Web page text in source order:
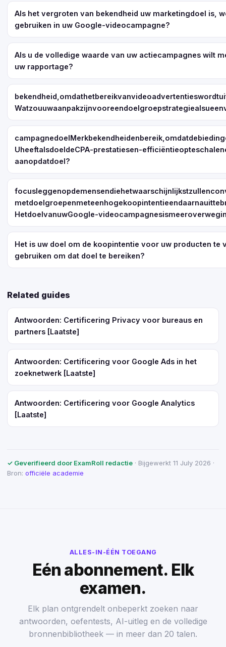
Als het vergroten van bekendheid uw marketingdoel is,
gebruiken in uw Google-videocampagne?
Als u de volledige waarde van uw actiecampagnes wilt
uw rapportage?
UheeftalsdoeldeCPA-prestatiesen-
aanopdatdoel?
HetdoelvanuwGoogle-
Het is uw doel om de koopintentie voor uw producten
gebruiken om dat doel te bereiken?
Related guides
Antwoorden: Certificering Privacy voor bureaus en
partners [Laatste]
Antwoorden: Certificering voor Google Ads in het
zoeknetwerk [Laatste]
Antwoorden: Certificering voor Google Analytics
[Laatste]
✓ Geverifieerd door ExamRoll redactie · Bijgewerkt 11 July 2026 ·
Bron: officiële academie
ALLES-IN-ÉÉN TOEGANG
Eén abonnement. Elk
examen.
Elk plan ontgrendelt onbeperkt zoeken naar
antwoorden, oefentests, AI-uitleg en de volledige
bronnenbibliotheek — in meer dan 20 talen.